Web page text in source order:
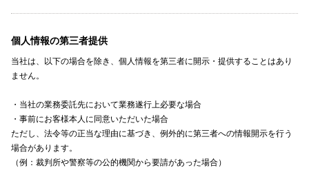
個人情報の第三者提供
当社は、以下の場合を除き、個人情報を第三者に開示・提供することはあり
ません。
・当社の業務委託先において業務遂行上必要な場合
・事前にお客様本人に同意いただいた場合
ただし、法令等の正当な理由に基づき、例外的に第三者への情報開示を行う
場合があります。
（例：裁判所や警察等の公的機関から要請があった場合）